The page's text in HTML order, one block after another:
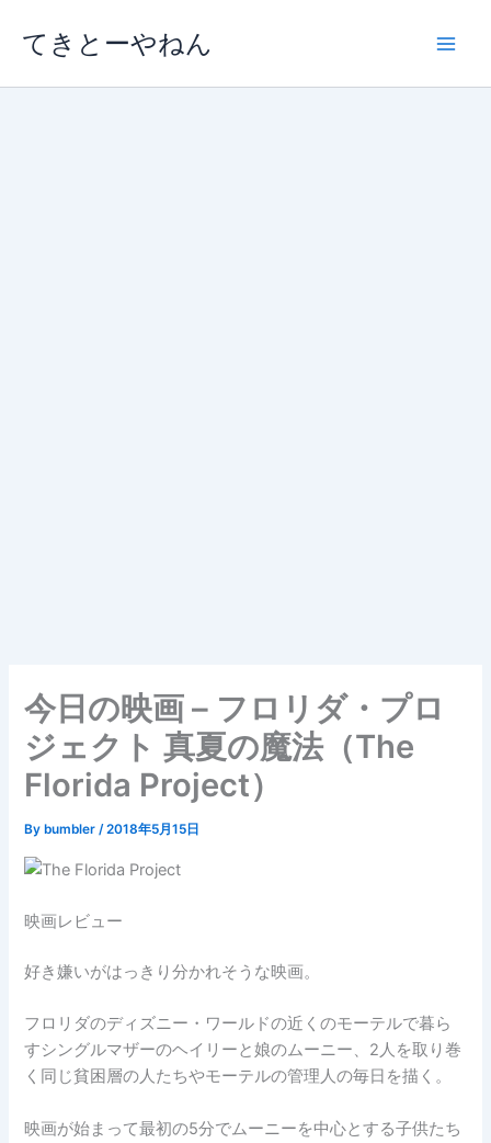
ス
てきとーやねん
今日の映画 – フロリダ・プロ
ジェクト 真夏の魔法（The
Florida Project）
By bumbler/2018年5月15日
映画レビュー
好き嫌いがはっきり分かれそうな映画。
フロリダのディズニー・ワールドの近くのモーテルで暮ら
すシングルマザーのヘイリーと娘のムーニー、2人を取り巻
く同じ貧困層の人たちやモーテルの管理人の毎日を描く。
映画が始まって最初の5分でムーニーを中心とする子供たち